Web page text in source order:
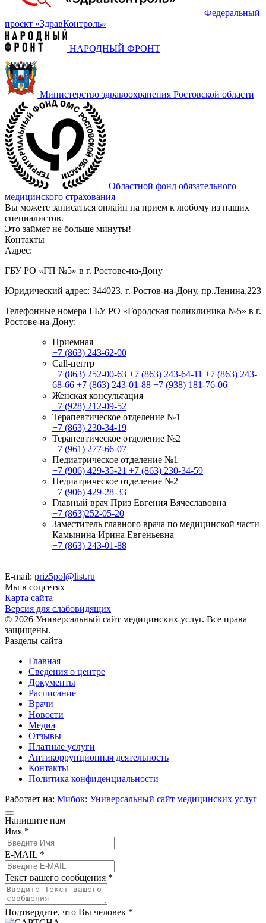
Федеральный
проект «‎ЗдравКонтроль»
НАРОДНЫЙ ФРОНТ
Министерство здравоохранения Ростовской области
Областной фонд обязательного
медицинского страхования
Вы можете записаться онлайн на прием к любому из наших
специалистов.
Это займет не больше минуты!
Контакты
Адрес:
ГБУ РО «ГП №5» в г. Ростове-на-Дону
Юридический адрес: 344023, г. Ростов-на-Дону, пр.Ленина,223
Телефонные номера ГБУ РО «Городская поликлиника №5» в г.
Ростове-на-Дону:
Приемная
+7 (863) 243-62-00
Call-центр
+7 (863) 252-00-63 +7 (863) 243-64-11 +7 (863) 243-
68-66 +7 (863) 243-01-88 +7 (938) 181-76-06
Женская консультация
+7 (928) 212-09-52
Терапевтическое отделение №1
+7 (863) 230-34-19
Терапевтическое отделение №2
+7 (961) 277-66-07
Педиатрическое отделение №1
+7 (906) 429-35-21 +7 (863) 230-34-59
Педиатрическое отделение №2
+7 (906) 429-28-33
Главный врач Приз Евгения Вячеславовна
+7 (863)252-05-20
Заместитель главного врача по медицинской части
Камынина Ирина Евгеньевна
+7 (863) 243-01-88
E-mail: priz5pol@list.ru
Мы в соцсетях
Карта сайта
Версия для слабовидящих
© 2026 Универсальный сайт медицинских услуг. Все права
защищены.
Разделы сайта
Главная
Сведения о центре
Документы
Расписание
Врачи
Новости
Медиа
Отзывы
Платные услуги
Антикоррупционная деятельность
Контакты
Политика конфиденциальности
Работает на: Мибок: Универсальный сайт медицинских услуг
Напишите нам
Имя *
E-MAIL *
Текст вашего сообщения *
Подтвердите, что Вы человек *